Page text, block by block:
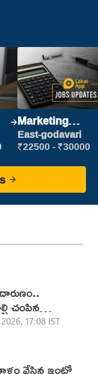
Marketing
Executive
East-godavari
₹22500 - ₹30000
చంపిన
(వీడియో)17:08 IST
వేసిన ఇంట్లో